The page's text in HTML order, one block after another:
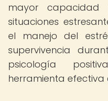
mayor
situaciones
el manejo del
supervivencia
psicología
herramienta efectiva